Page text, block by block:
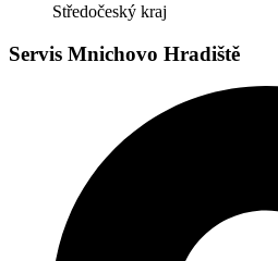
Středočeský kraj
Servis Mnichovo Hradiště